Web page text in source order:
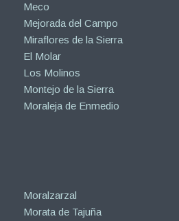
Meco
Mejorada del Campo
Miraflores de la Sierra
El Molar
Los Molinos
Montejo de la Sierra
Moraleja de Enmedio
Moralzarzal
Morata de Tajuña